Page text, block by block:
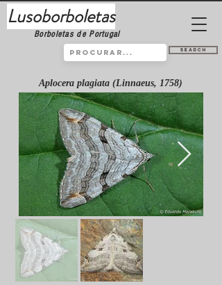
Lusoborboletas
Borboletas de Portugal
Search
Aplocera plagiata (Linnaeus, 1758)